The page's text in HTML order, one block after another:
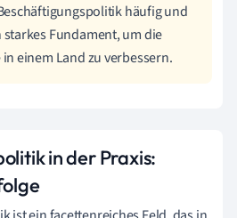
häufig und
Fundament, um die
einem Land zu verbessern.
in der Praxis: